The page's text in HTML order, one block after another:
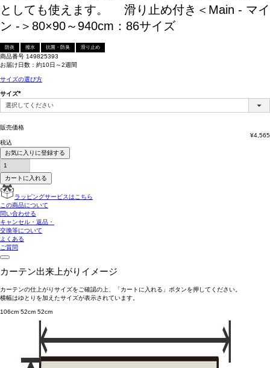
としても使えます。 滑り止め付き＜Main - マイ
ン -＞80×90～940cm：86サイズ
防炎 撥水 抗菌・防臭 滑り止め
商品番号 149825393
お届け日数：約10日～2週間
サイズの選び方
サイズ
(必
須)
販売価格
¥4,565
税込
お気に入りに登録する
カートに入れる
ラッピングサービスはこちら
この商品について
問い合わせる
キャンセル・返品・
交換等について
よくある
ご質問
カーテン出来上がりイメージ
カーテンの仕上がりサイズをご確認の上、「カートに入れる」ボタンを押してください。
横幅はゆとりを加えたサイズが表示されています。
106cm 52cm 52cm